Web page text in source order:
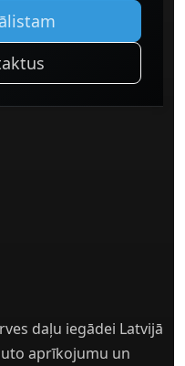
daļu iegādei Latvijā
aprīkojumu un